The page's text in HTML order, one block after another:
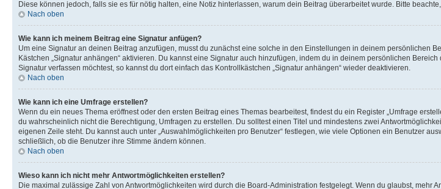
Diese können jedoch, falls sie es für nötig halten, eine Notiz hinterlassen, warum dein Beitrag überarbeitet wurde. Bitte
Nach oben
Wie kann ich meinem Beitrag eine Signatur anfügen?
Um eine Signatur an deinen Beitrag anzufügen, musst du zunächst eine solche in den Einstellungen in deinem persönlichen
Kästchen „Signatur anhängen“ aktivieren. Du kannst eine Signatur auch hinzufügen, indem du in deinem persönlichen
Signatur verfassen möchtest, so kannst du dort einfach das Kontrollkästchen „Signatur anhängen“ wieder deaktivieren.
Nach oben
Wie kann ich eine Umfrage erstellen?
Wenn du ein neues Thema eröffnest oder den ersten Beitrag eines Themas bearbeitest, findest du ein Register „Umfrage
du wahrscheinlich nicht die Berechtigung, Umfragen zu erstellen. Du solltest einen Titel und mindestens zwei
eigenen Zeile steht. Du kannst auch unter „Auswahlmöglichkeiten pro Benutzer“ festlegen, wie viele Optionen ein Benutzer
schließlich, ob die Benutzer ihre Stimme ändern können.
Nach oben
Wieso kann ich nicht mehr Antwortmöglichkeiten erstellen?
Die maximal zulässige Zahl von Antwortmöglichkeiten wird durch die Board-Administration festgelegt. Wenn du glaubst, mehr